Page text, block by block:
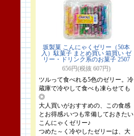
坂製菓 こんにゃくゼリー（50本
入）駄菓子 まとめ買い 箱買い ゼ
リー・ドリンク系のお菓子 2507
656円(税抜 607円)
ツルって食べれる5色のゼリー。冷
蔵庫で冷やして食べも凍らせても
◎
大人買いがおすすめの、この食感
とお得感♪いつも常備しておきたい
こんにゃくゼリー♪
つめた～く冷やしたゼリーは、大